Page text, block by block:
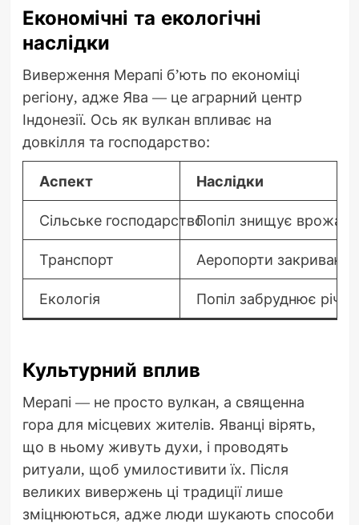
Економічні та екологічні
наслідки
Виверження Мерапі б’ють по економіці
регіону, адже Ява — це аграрний центр
Індонезії. Ось як вулкан впливає на
довкілля та господарство:
Аспект Наслідки
Сільське господарствоПопіл знищує врожаї
Транспорт Аеропорти
Екологія Попіл забруднює
Культурний вплив
Мерапі — не просто вулкан, а священна
гора для місцевих жителів. Яванці вірять,
що в ньому живуть духи, і проводять
ритуали, щоб умилостивити їх. Після
великих вивержень ці традиції лише
зміцнюються, адже люди шукають способи